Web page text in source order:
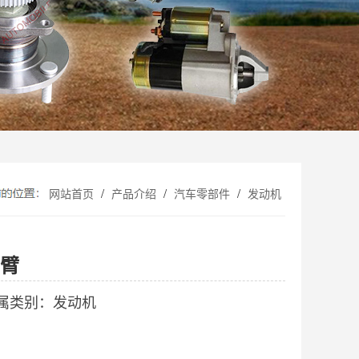
网站首页 / 产品介绍 / 汽车零部件 / 发动机
类别：发动机